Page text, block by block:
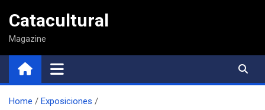
contenido
Catacultural
Magazine
Home
Exposiciones